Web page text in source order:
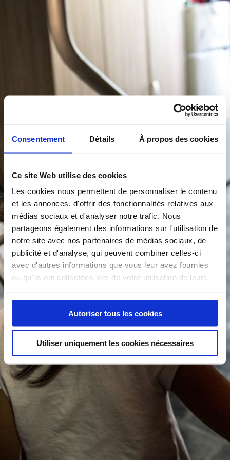
Consentement Détails À propos des cookies
Ce site Web utilise des cookies
Les cookies nous permettent de personnaliser le contenu
et les annonces, d'offrir des fonctionnalités relatives aux
médias sociaux et d'analyser notre trafic. Nous
partageons également des informations sur l'utilisation de
notre site avec nos partenaires de médias sociaux, de
publicité et d'analyse, qui peuvent combiner celles-ci
avec d'autres informations que vous leur avez fournies
ou qu'ils ont collectées lors de votre utilisation de leurs
continuez à utiliser notre site Web.
Autoriser tous les cookies
Utiliser uniquement les cookies nécessaires